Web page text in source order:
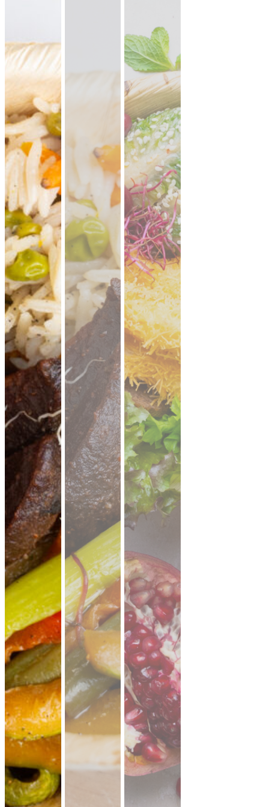
VORSCHLAG ANSEHEN
Alles vegetarisch
Allergene hervorheben
Preisangaben in:
CATERING PLATTEN
Hier kannst du dir dein Catering selbst zusammenstellen.
Beispiel: bei 20 Personen reichen ungefähr 10-11 XL-Platten.
Denk an eine gute Mischung aus mehreren Platten Brot,
Aufstriche, Salate, Fingerfood.
Mini Pitabrot
vegan
weicher Hefeteig · ideal zum füllen, dippen
& teilen.Fingerfood· für Mezze & Buffets
ab 17,00 € für 20 ×
(inkl. MwSt.)
Mini Falafel Bites
vegan
100 % Kichererbsen, fein gewürzt, mit
cremigem Tahini.
Events & Buffets
17,90 €
(inkl. MwSt.)
Falafel mit Tahini
vegan
knusprige Falafel aus Kichererbsen mit
frischem Koriander & Tahini.
ideal für Mezze & Buffets
ab 25,00 € für 20 ×
(inkl. MwSt.)
35er Falafel-Halloumi Mix
vegetarisch
Falafel und Halloumi mit zwei Soßen ·
kräftig, handgemacht, zum teilen.
Fingerfood· für Buffets & Veranstaltungen
39,50 €
(inkl. MwSt.)
Dubai Halloumi Platte (20 Stück)